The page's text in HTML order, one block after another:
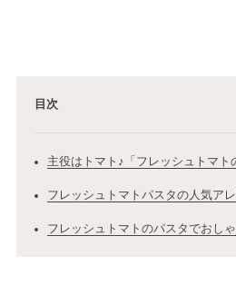
目次
主役はトマト♪「フレッシュトマト
フレッシュトマトパスタの人気ア
フレッシュトマトのパスタでおし